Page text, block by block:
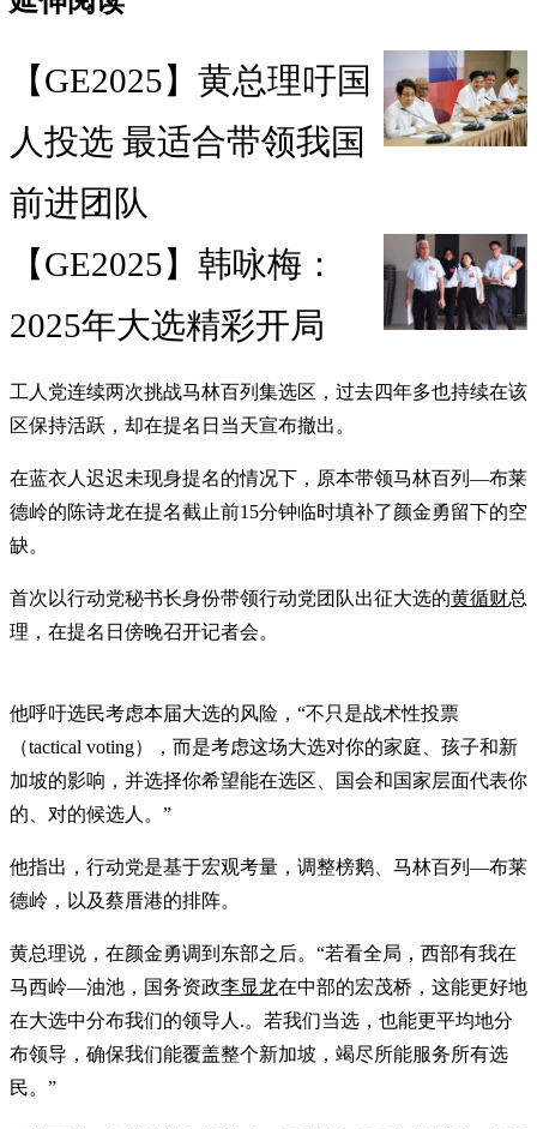
【GE2025】黄总理吁国
人投选 最适合带领我国
前进团队
【GE2025】韩咏梅：
2025年大选精彩开局
工人党连续两次挑战马林百列集选区，过去四年多也持续在该
区保持活跃，却在提名日当天宣布撤出。
在蓝衣人迟迟未现身提名的情况下，原本带领马林百列—布莱
德岭的陈诗龙在提名截止前15分钟临时填补了颜金勇留下的空
缺。
首次以行动党秘书长身份带领行动党团队出征大选的黄循财总
理，在提名日傍晚召开记者会。
他呼吁选民考虑本届大选的风险，“不只是战术性投票
（tactical voting），而是考虑这场大选对你的家庭、孩子和新
加坡的影响，并选择你希望能在选区、国会和国家层面代表你
的、对的候选人。”
他指出，行动党是基于宏观考量，调整榜鹅、马林百列—布莱
德岭，以及蔡厝港的排阵。
黄总理说，在颜金勇调到东部之后。“若看全局，西部有我在
马西岭—油池，国务资政李显龙在中部的宏茂桥，这能更好地
在大选中分布我们的领导人.。若我们当选，也能更平均地分
布领导，确保我们能覆盖整个新加坡，竭尽所能服务所有选
民。”